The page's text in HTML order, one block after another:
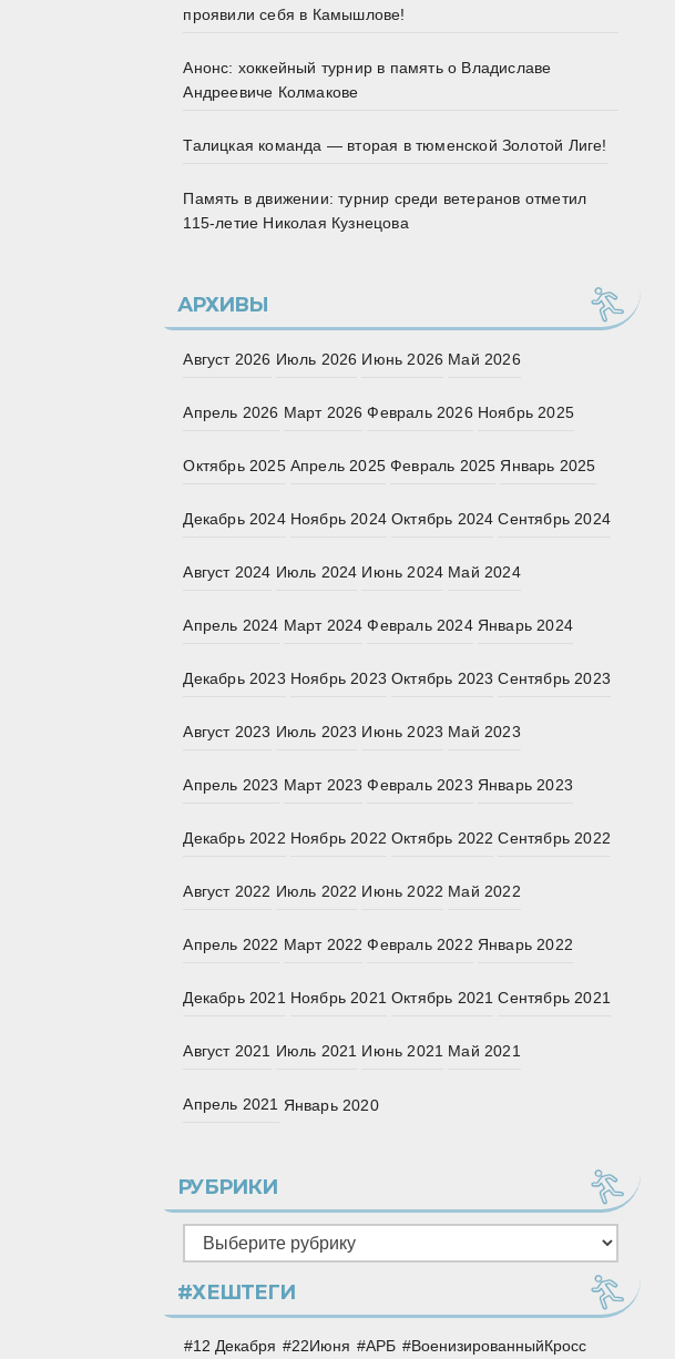
проявили себя в Камышлове!
Анонс: хоккейный турнир в память о Владиславе
Андреевиче Колмакове
Талицкая команда — вторая в тюменской Золотой Лиге!
Память в движении: турнир среди ветеранов отметил
115‑летие Николая Кузнецова
АРХИВЫ
Август 2026 Июль 2026 Июнь 2026 Май 2026
Апрель 2026 Март 2026 Февраль 2026 Ноябрь 2025
Октябрь 2025 Апрель 2025 Февраль 2025 Январь 2025
Декабрь 2024 Ноябрь 2024 Октябрь 2024 Сентябрь 2024
Август 2024 Июль 2024 Июнь 2024 Май 2024
Апрель 2024 Март 2024 Февраль 2024 Январь 2024
Декабрь 2023 Ноябрь 2023 Октябрь 2023 Сентябрь 2023
Август 2023 Июль 2023 Июнь 2023 Май 2023
Апрель 2023 Март 2023 Февраль 2023 Январь 2023
Декабрь 2022 Ноябрь 2022 Октябрь 2022 Сентябрь 2022
Август 2022 Июль 2022 Июнь 2022 Май 2022
Апрель 2022 Март 2022 Февраль 2022 Январь 2022
Декабрь 2021 Ноябрь 2021 Октябрь 2021 Сентябрь 2021
Август 2021 Июль 2021 Июнь 2021 Май 2021
Апрель 2021 Январь 2020
РУБРИКИ
Рубрики
#ХЕШТЕГИ
12 Декабря 22Июня АРБ
ВоенизированныйКросс